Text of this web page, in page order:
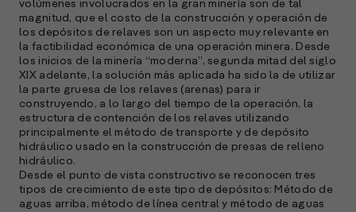
volúmenes involucrados en la gran minería son de tal
magnitud, que el costo de la construcción y operación de
los depósitos de relaves son un aspecto muy relevante en
la factibilidad económica de una operación minera. Desde
los inicios de la minería “moderna”, segunda mitad del siglo
XIX adelante, la solución más aplicada ha sido la de utilizar
la parte gruesa de los relaves (arenas) para ir
construyendo, a lo largo del tiempo de la operación, la
estructura de contención de los relaves utilizando
principalmente el método de transporte y de depósito
hidráulico usado en la construcción de presas de relleno
hidráulico.
Desde el punto de vista constructivo se reconocen tres
tipos de crecimiento de este tipo de depósitos: Método de
aguas arriba, método de línea central y método de aguas